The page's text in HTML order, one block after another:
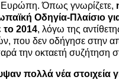
Όπως γνωρίζετε,
Οδηγία-Πλαίσιο
2014, λόγω της
που δεν οδήγησε στην
την οκταετή συζήτηση
πολλά νέα στοιχεία